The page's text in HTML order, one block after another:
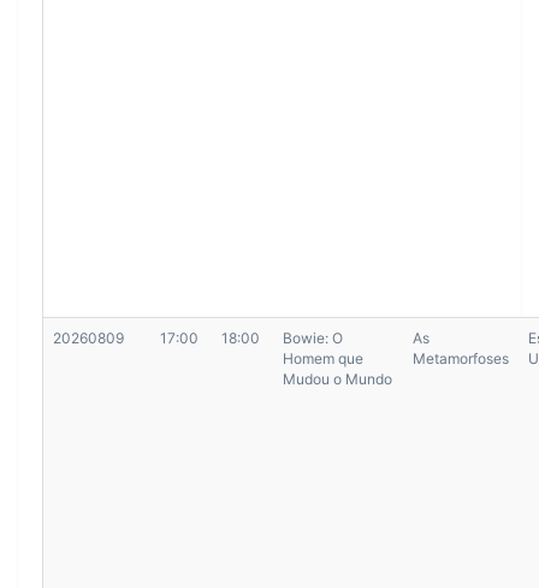
20260809 17:00 18:00
Bowie: O
Homem que
Mudou o Mundo
As
Metamorfoses